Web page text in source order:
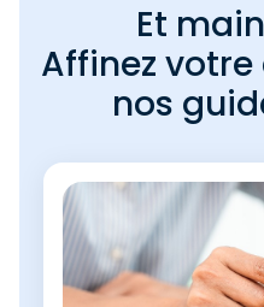
Et
Affinez
nos